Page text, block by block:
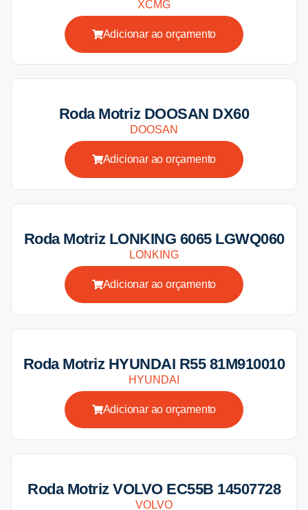
XCMG
Adicionar ao orçamento
Roda Motriz DOOSAN DX60
DOOSAN
Adicionar ao orçamento
Roda Motriz LONKING 6065 LGWQ060
LONKING
Adicionar ao orçamento
Roda Motriz HYUNDAI R55 81M910010
HYUNDAI
Adicionar ao orçamento
Roda Motriz VOLVO EC55B 14507728
VOLVO